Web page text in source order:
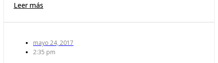
Leer más
mayo 24, 2017
2:35 pm